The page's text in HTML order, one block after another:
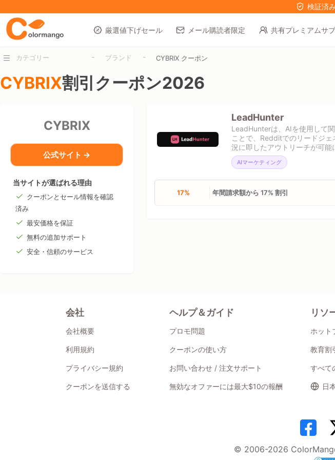
検証済
厳選値下げセール メール購読者限定 共有プレミアムサ
カテゴリー - ブランド - CYBRIX クーポン
CYBRIX割引クーポン2026
CYBRIX
公式サイト →
当サイトが選ばれる理由
クーポンとセール情報を確認
済み
最安価格を保証
無料の追加サポート
安全・信頼のサービス
LeadHunter
LeadHunterは、AIを使用して
ことで、Redditでのリードジ
況に即したアウトリーチが可能
AIマーケティング
17% 年間請求額から 17% 割引
会社
会社概要
利用規約
プライバシー規約
クーポンを送信する
ヘルプ＆ガイド
プロモ問題
クーポンの使い方
お問い合わせ / 注文サポート
無効なオファーには最大$10の報酬
リソ
ホット
教育割
すべて
日
© 2006-2026